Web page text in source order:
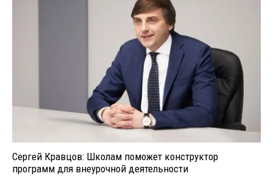
Сергей Кравцов: Школам поможет конструктор
программ для внеурочной деятельности